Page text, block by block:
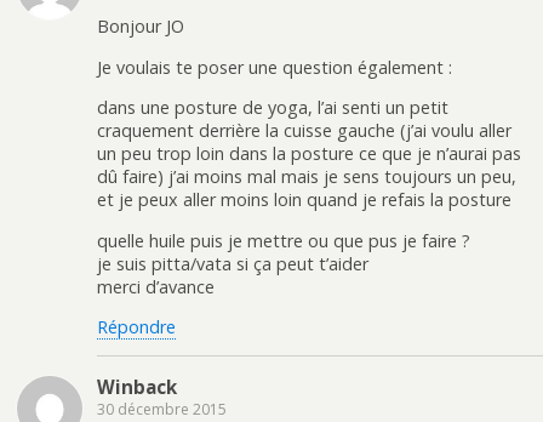
Bonjour JO
Je voulais te poser une question également :
dans une posture de yoga, l’ai senti un petit
craquement derrière la cuisse gauche (j’ai voulu aller
un peu trop loin dans la posture ce que je n’aurai pas
dû faire) j’ai moins mal mais je sens toujours un peu,
et je peux aller moins loin quand je refais la posture
quelle huile puis je mettre ou que pus je faire ?
je suis pitta/vata si ça peut t’aider
merci d’avance
Répondre
Winback
30 décembre 2015